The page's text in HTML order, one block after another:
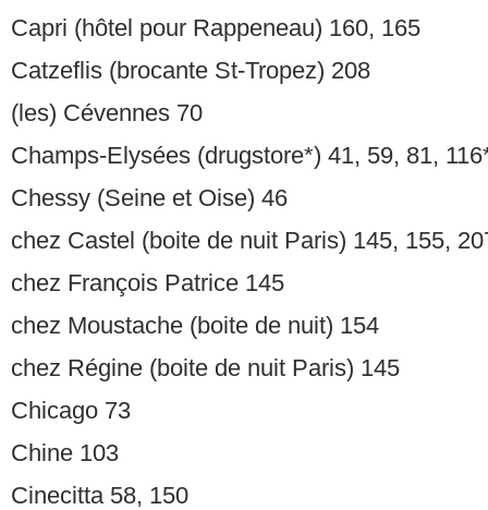
Capri (hôtel pour Rappeneau) 160, 165
Catzeflis (brocante St-Tropez) 208
(les) Cévennes 70
Champs-Elysées (drugstore*) 41, 59, 81,
Chessy (Seine et Oise) 46
chez Castel (boite de nuit Paris) 145, 155,
chez François Patrice 145
chez Moustache (boite de nuit) 154
chez Régine (boite de nuit Paris) 145
Chicago 73
Chine 103
Cinecitta 58, 150